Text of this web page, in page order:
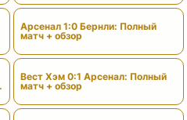
Арсенал 1:0 Бернли: Полный
матч + обзор
Вест Хэм 0:1 Арсенал: Полный
матч + обзор